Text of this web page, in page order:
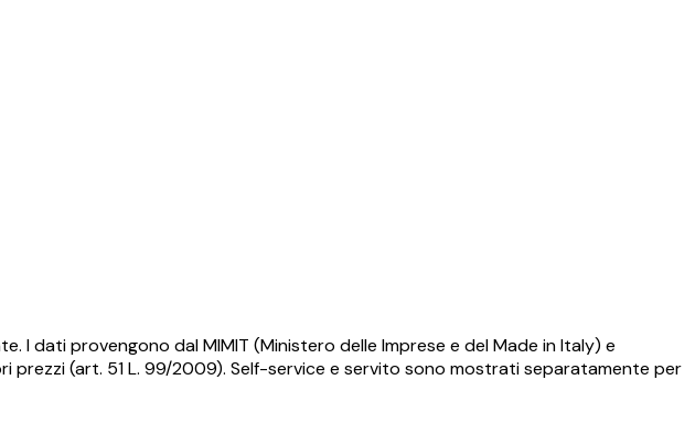
I dati provengono dal MIMIT (Ministero delle Imprese e del Made in Italy) e
(art. 51 L. 99/2009). Self-service e servito sono mostrati separatamente per